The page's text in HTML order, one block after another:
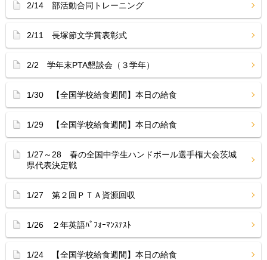
2/14 部活動合同トレーニング
2/11 長塚節文学賞表彰式
2/2 学年末PTA懇談会（３学年）
1/30 【全国学校給食週間】本日の給食
1/29 【全国学校給食週間】本日の給食
1/27～28 春の全国中学生ハンドボール選手権大会茨城
県代表決定戦
1/27 第２回ＰＴＡ資源回収
1/26 ２年英語ﾊﾟﾌｫｰﾏﾝｽﾃｽﾄ
1/24 【全国学校給食週間】本日の給食